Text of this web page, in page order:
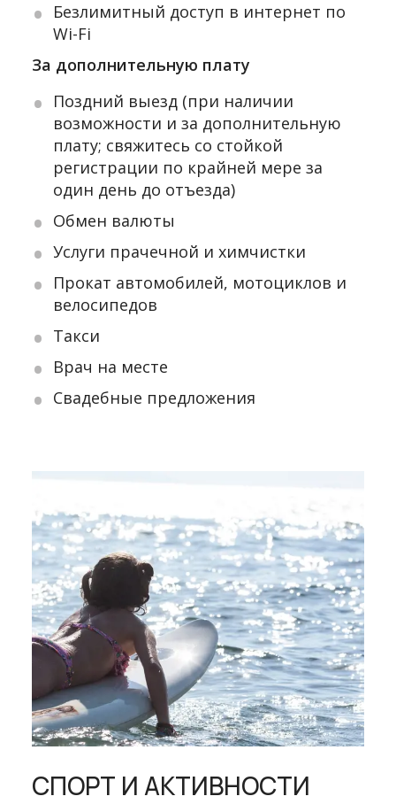
Безлимитный доступ в интернет по
Wi-Fi
За дополнительную плату
Поздний выезд (при наличии
возможности и за дополнительную
плату; свяжитесь со стойкой
регистрации по крайней мере за
один день до отъезда)
Обмен валюты
Услуги прачечной и химчистки
Прокат автомобилей, мотоциклов и
велосипедов
Такси
Врач на месте
Свадебные предложения
СПОРТ И АКТИВНОСТИ